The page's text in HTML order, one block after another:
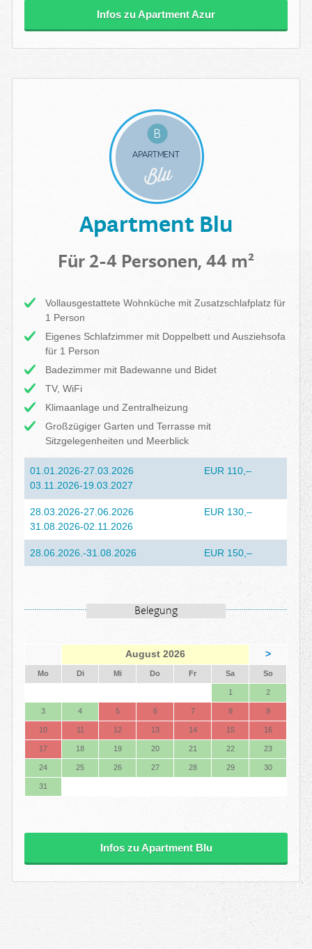
Infos zu Apartment Azur
Apartment Blu
Für 2-4 Personen, 44 m²
Vollausgestattete Wohnküche mit Zusatzschlafplatz für
1 Person
Eigenes Schlafzimmer mit Doppelbett und Ausziehsofa
für 1 Person
Badezimmer mit Badewanne und Bidet
TV, WiFi
Klimaanlage und Zentralheizung
Großzügiger Garten und Terrasse mit
Sitzgelegenheiten und Meerblick
01.01.2026-27.03.2026
03.11.2026-19.03.2027
EUR 110,–
28.03.2026-27.06.2026
31.08.2026-02.11.2026
EUR 130,–
28.06.2026.-31.08.2026 EUR 150,–
Belegung
August 2026 >
Montag Dienstag Mittwoch DonnerstagFreitag Samstag Sonntag
1 2
3 4 5 6 7 8 9
10 11 12 13 14 15 16
17 18 19 20 21 22 23
24 25 26 27 28 29 30
31
Infos zu Apartment Blu